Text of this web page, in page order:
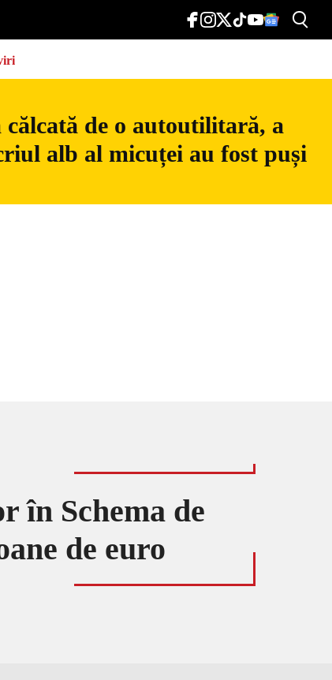
de o autoutilitară, a
alb al micuței au fost puși
în Schema de
de euro